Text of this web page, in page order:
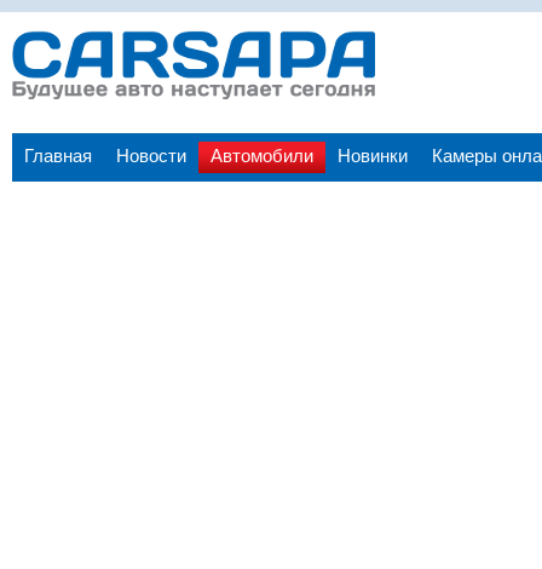
Главная Новости Автомобили Новинки Камеры